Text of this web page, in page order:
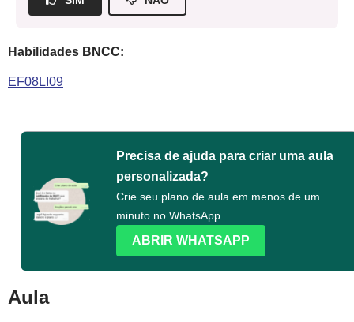
Habilidades BNCC:
EF08LI09
Precisa de ajuda para criar uma aula
personalizada?
Crie seu plano de aula em menos de um
minuto no WhatsApp.
ABRIR WHATSAPP
Aula